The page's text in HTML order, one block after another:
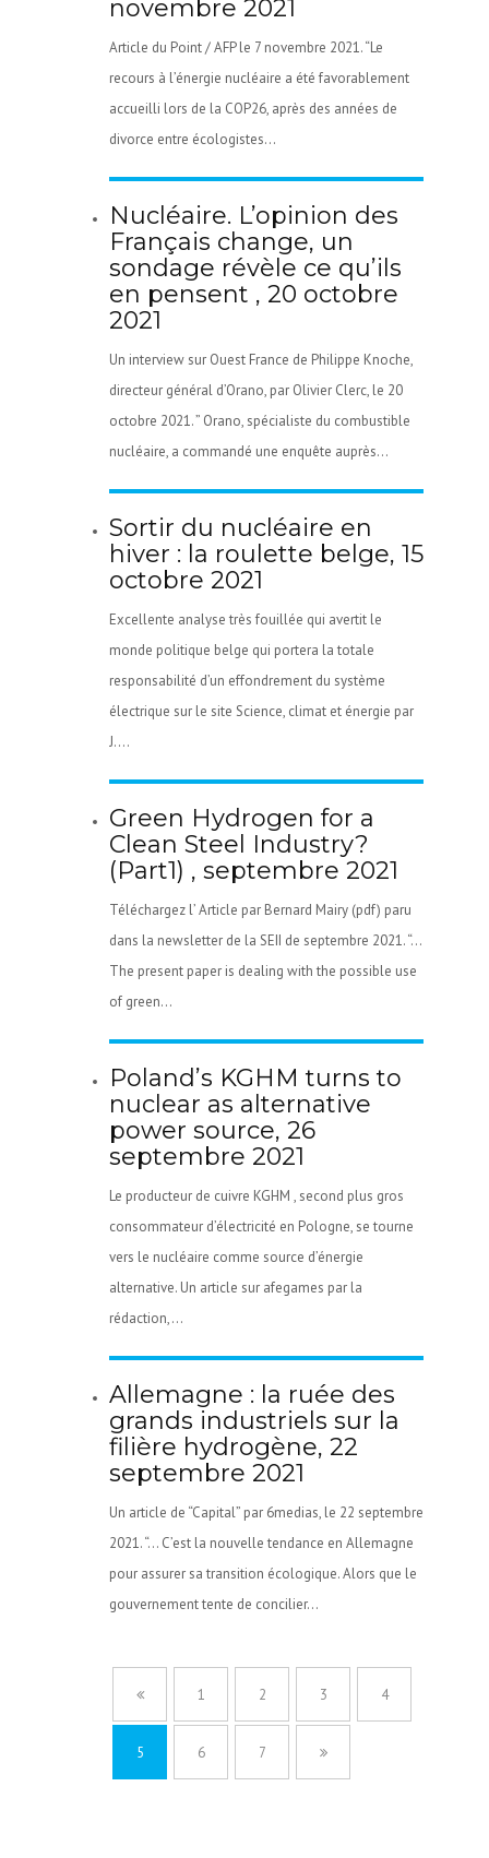
novembre 2021
Article du Point / AFP le 7 novembre 2021. “Le
recours à l’énergie nucléaire a été favorablement
accueilli lors de la COP26, après des années de
divorce entre écologistes...
Nucléaire. L’opinion des
Français change, un
sondage révèle ce qu’ils
en pensent , 20 octobre
2021
Un interview sur Ouest France de Philippe Knoche,
directeur général d’Orano, par Olivier Clerc, le 20
octobre 2021. ” Orano, spécialiste du combustible
nucléaire, a commandé une enquête auprès...
Sortir du nucléaire en
hiver : la roulette belge, 15
octobre 2021
Excellente analyse très fouillée qui avertit le
monde politique belge qui portera la totale
responsabilité d’un effondrement du système
électrique sur le site Science, climat et énergie par
J....
Green Hydrogen for a
Clean Steel Industry?
(Part1) , septembre 2021
Téléchargez l’ Article par Bernard Mairy (pdf) paru
dans la newsletter de la SEII de septembre 2021. “…
The present paper is dealing with the possible use
of green...
Poland’s KGHM turns to
nuclear as alternative
power source, 26
septembre 2021
Le producteur de cuivre KGHM , second plus gros
consommateur d’électricité en Pologne, se tourne
vers le nucléaire comme source d’énergie
alternative. Un article sur afegames par la
rédaction,...
Allemagne : la ruée des
grands industriels sur la
filière hydrogène, 22
septembre 2021
Un article de “Capital” par 6medias, le 22 septembre
2021. “… C’est la nouvelle tendance en Allemagne
pour assurer sa transition écologique. Alors que le
gouvernement tente de concilier...
1 2 3 4
5 6 7